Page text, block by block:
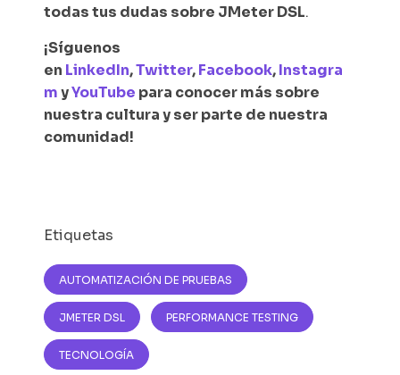
todas tus dudas sobre JMeter DSL.
¡Síguenos
en LinkedIn,Twitter,Facebook,Instagra
myYouTube para conocer más sobre
nuestra cultura y ser parte de nuestra
comunidad!
Etiquetas
AUTOMATIZACIÓN DE PRUEBAS
JMETER DSL PERFORMANCE TESTING
TECNOLOGÍA